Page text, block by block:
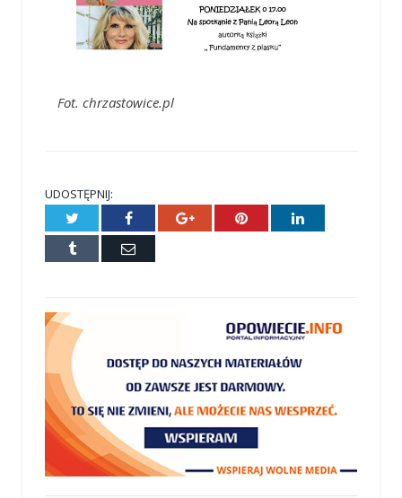
Fot. chrzastowice.pl
UDOSTĘPNIJ:
Twitter Facebook Google+ Pinterest LinkedIn
Tumblr
E-